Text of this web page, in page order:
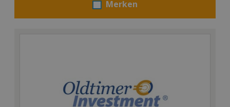
Merken